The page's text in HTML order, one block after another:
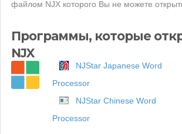
файлом NJX которого Вы не можете
Программы, которые
NJX
NJStar Japanese Word
Processor
NJStar Chinese Word
Processor